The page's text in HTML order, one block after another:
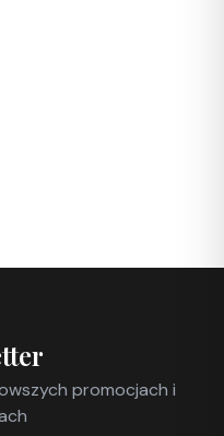
promocjach i